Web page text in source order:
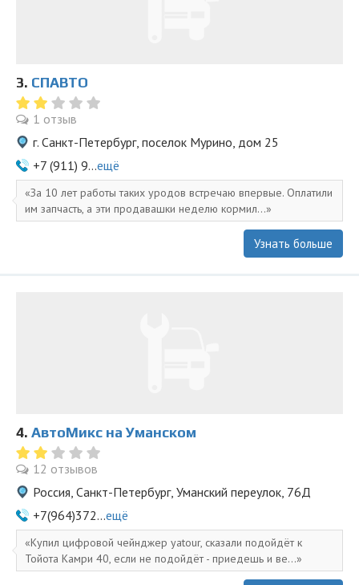
3. СПАВТО
1 отзыв
г. Санкт-Петербург, поселок Мурино, дом 25
+7 (911) 9...ещё
За 10 лет работы таких уродов встречаю впервые. Оплатили
им запчасть, а эти продавашки неделю кормил...
Узнать больше
4. АвтоМикс на Уманском
12 отзывов
Россия, Санкт-Петербург, Уманский переулок, 76Д
+7(964)372...ещё
Купил цифровой чейнджер yatour, сказали подойдёт к
Тойота Камри 40, если не подойдёт - приедешь и ве...